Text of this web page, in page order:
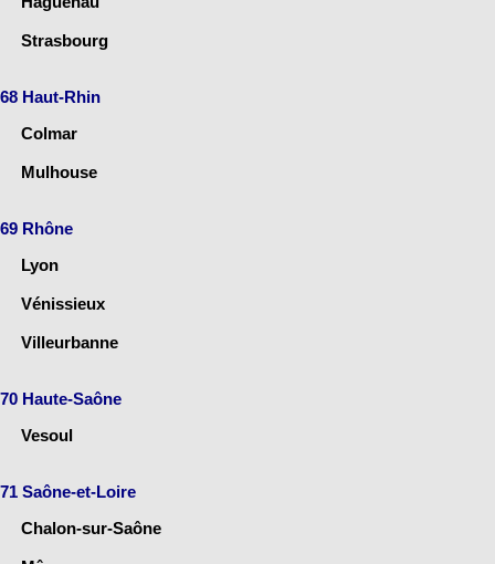
Strasbourg
68 Haut-Rhin
Colmar
Mulhouse
69 Rhône
Lyon
Vénissieux
Villeurbanne
70 Haute-Saône
Vesoul
71 Saône-et-Loire
Chalon-sur-Saône